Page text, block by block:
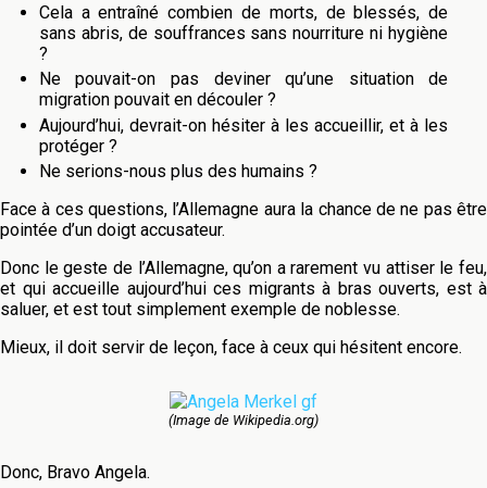
Cela a entraîné combien de morts, de blessés, de
sans abris, de souffrances sans nourriture ni hygiène
?
Ne pouvait-on pas deviner qu’une situation de
migration pouvait en découler ?
Aujourd’hui, devrait-on hésiter à les accueillir, et à les
protéger ?
Ne serions-nous plus des humains ?
Face à ces questions, l’Allemagne aura la chance de ne pas être
pointée d’un doigt accusateur.
Donc le geste de l’Allemagne, qu’on a rarement vu attiser le feu,
et qui accueille aujourd’hui ces migrants à bras ouverts, est à
saluer, et est tout simplement exemple de noblesse.
Mieux, il doit servir de leçon, face à ceux qui hésitent encore.
(Image de Wikipedia.org)
Donc, Bravo Angela.